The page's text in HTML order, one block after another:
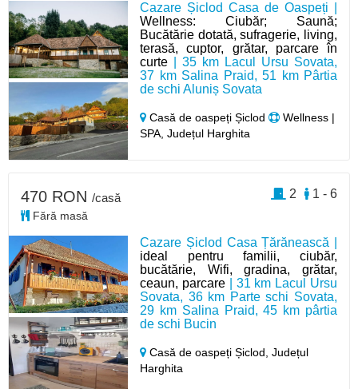
Cazare Șiclod Casa de Oaspeți |
Wellness: Ciubăr; Saună;
Bucătărie dotată, sufragerie, living,
terasă, cuptor, grătar, parcare în
curte | 35 km Lacul Ursu Sovata,
37 km Salina Praid, 51 km Pârtia
de schi Aluniș Sovata
Casă de oaspeți Șiclod
Wellness |
SPA, Județul Harghita
Cazare Șiclod Casa Țărănească |
ideal pentru familii, ciubăr,
bucătărie, Wifi, gradina, grătar,
ceaun, parcare| 31 km Lacul Ursu
Sovata, 36 km Parte schi Sovata,
29 km Salina Praid, 45 km pârtia
de schi Bucin
Casă de oaspeți Șiclod,Județul
Harghita
470 RON /casă
Fără masă
1 - 6
2